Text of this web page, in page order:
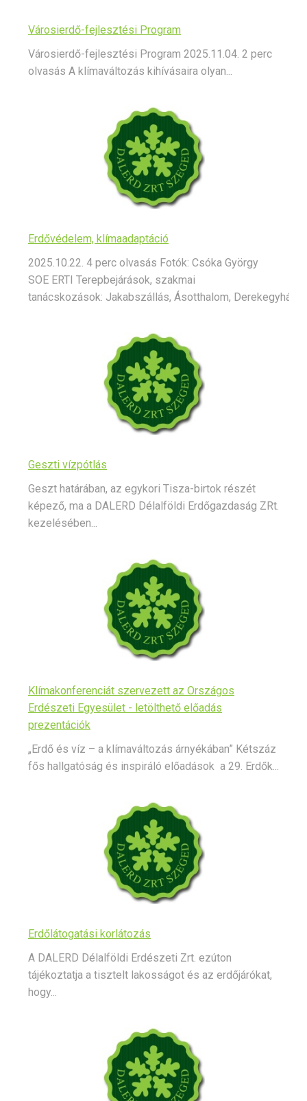
Városierdő-fejlesztési Program
Városierdő-fejlesztési Program 2025.11.04. 2 perc
olvasás A klímaváltozás kihívásaira olyan...
Erdővédelem, klímaadaptáció
2025.10.22. 4 perc olvasás Fotók: Csóka György
SOE ERTI Terepbejárások, szakmai
tanácskozások: Jakabszállás, Ásotthalom,
Geszti vízpótlás
Geszt határában, az egykori Tisza-birtok részét
képező, ma a DALERD Délalföldi Erdőgazdaság ZRt.
kezelésében...
Klímakonferenciát szervezett az Országos
Erdészeti Egyesület - letölthető előadás
prezentációk
„Erdő és víz – a klímaváltozás árnyékában” Kétszáz
fős hallgatóság és inspiráló előadások a 29. Erdők...
Erdőlátogatási korlátozás
A DALERD Délalföldi Erdészeti Zrt. ezúton
tájékoztatja a tisztelt lakosságot és az erdőjárókat,
hogy...